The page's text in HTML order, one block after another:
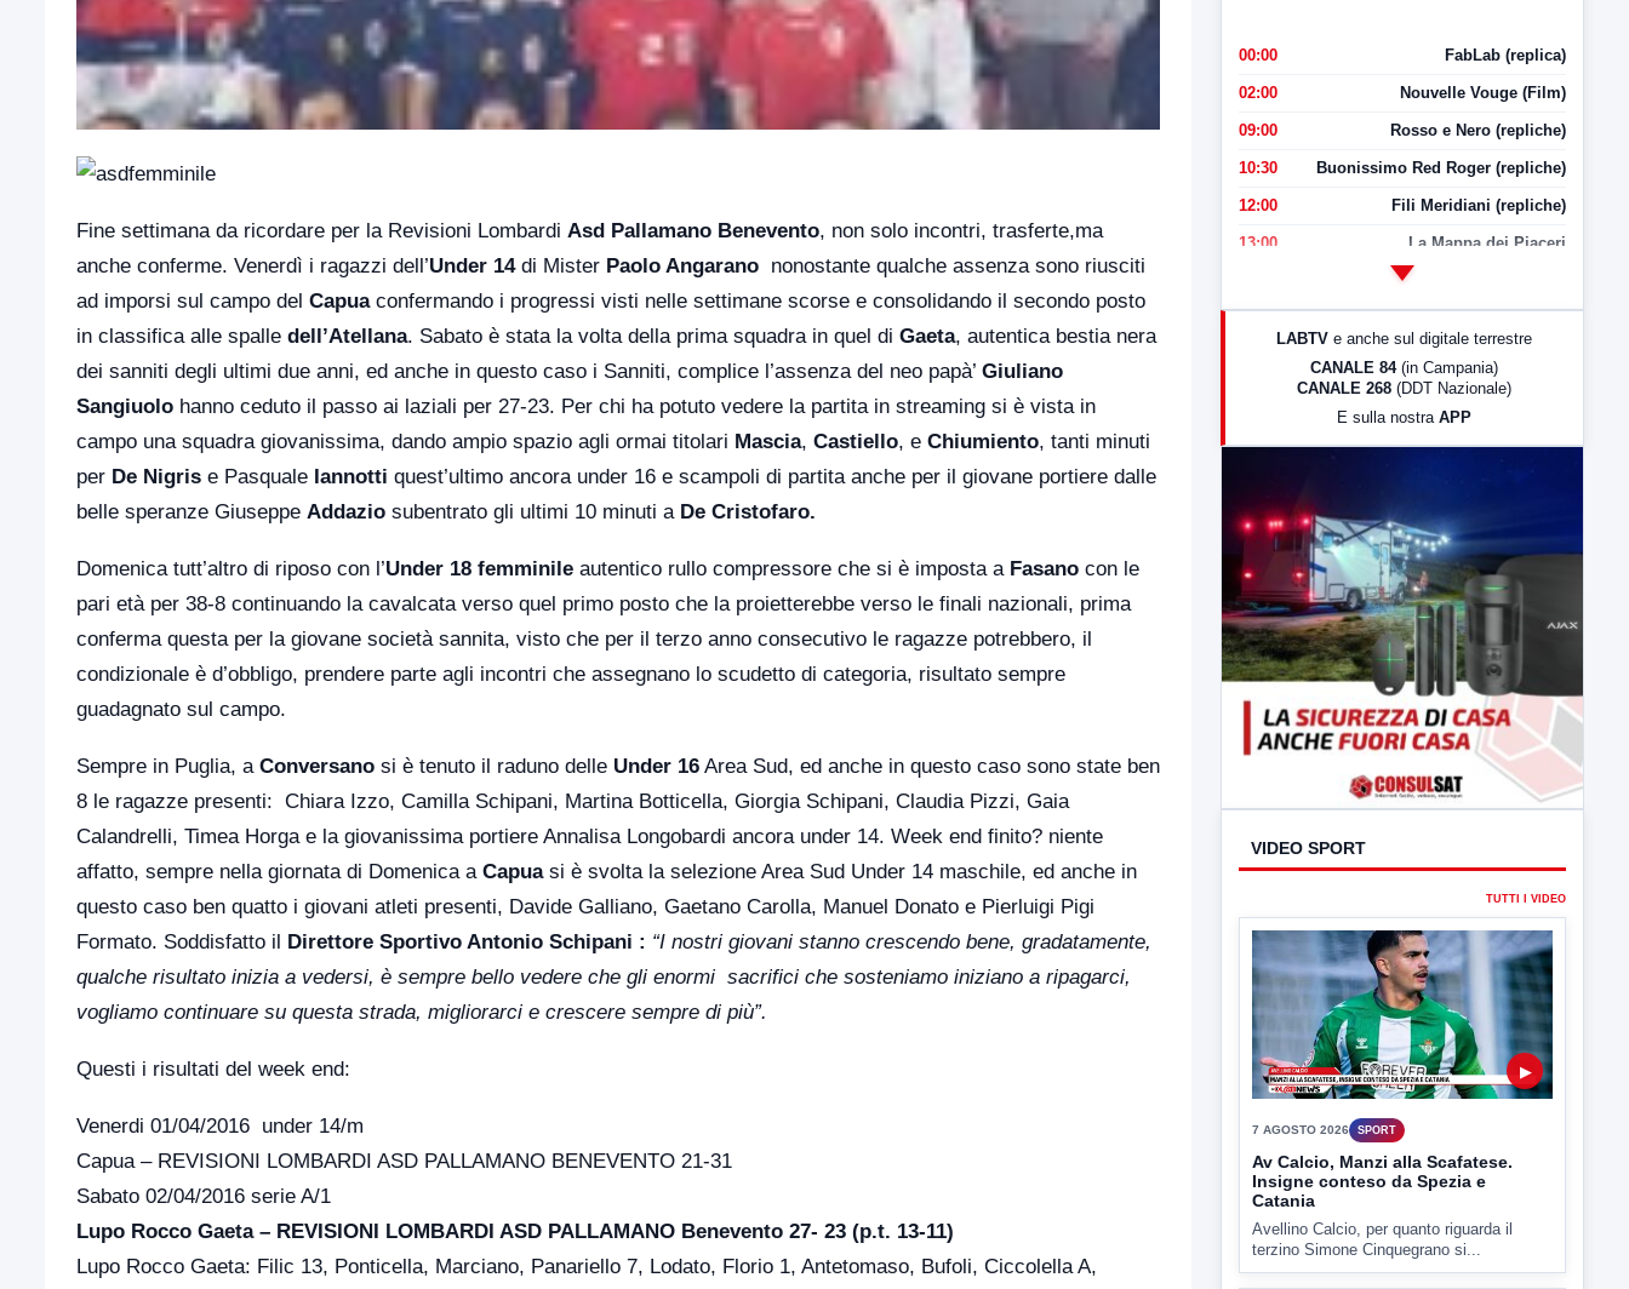
Fine settimana da ricordare per la Revisioni Lombardi Asd Pallamano Benevento, non solo incontri, trasferte,ma
anche conferme. Venerdì i ragazzi dell’Under 14di Mister Paolo Angarano nonostante qualche assenza sono riusciti
ad imporsi sul campo del Capuaconfermando i progressi visti nelle settimane scorse e consolidando il secondo posto
in classifica alle spalle dell’Atellana. Sabato è stata la volta della prima squadra in quel di Gaeta, autentica bestia nera
dei sanniti degli ultimi due anni, ed anche in questo caso i Sanniti, complice l’assenza del neo papà’ Giuliano
Sangiuolo hanno ceduto il passo ai laziali per 27-23. Per chi ha potuto vedere la partita in streaming si è vista in
campo una squadra giovanissima, dando ampio spazio agli ormai titolari Mascia, Castiello, e Chiumiento, tanti minuti
per De Nigris e Pasquale Iannotti quest’ultimo ancora under 16 e scampoli di partita anche per il giovane portiere dalle
belle speranze Giuseppe Addazio subentrato gli ultimi 10 minuti a De Cristofaro.
Domenica tutt’altro di riposo con l’Under 18 femminile autentico rullo compressore che si è imposta a Fasano con le
pari età per 38-8 continuando la cavalcata verso quel primo posto che la proietterebbe verso le finali nazionali, prima
conferma questa per la giovane società sannita, visto che per il terzo anno consecutivo le ragazze potrebbero, il
condizionale è d’obbligo, prendere parte agli incontri che assegnano lo scudetto di categoria, risultato sempre
guadagnato sul campo.
Sempre in Puglia, a Conversano si è tenuto il raduno delle Under 16 Area Sud, ed anche in questo caso sono state ben
8 le ragazze presenti: Chiara Izzo, Camilla Schipani, Martina Botticella, Giorgia Schipani, Claudia Pizzi, Gaia
Calandrelli, Timea Horga e la giovanissima portiere Annalisa Longobardi ancora under 14. Week end finito? niente
affatto, sempre nella giornata di Domenica a Capuasi è svolta la selezione Area Sud Under 14 maschile, ed anche in
questo caso ben quatto i giovani atleti presenti, Davide Galliano, Gaetano Carolla, Manuel Donato e Pierluigi Pigi
Formato. Soddisfatto il Direttore Sportivo Antonio Schipani : “I nostri giovani stanno crescendo bene, gradatamente,
qualche risultato inizia a vedersi, è sempre bello vedere che gli enormi sacrifici che sosteniamo iniziano a ripagarci,
vogliamo continuare su questa strada, migliorarci e crescere sempre di più”.
Questi i risultati del week end:
Venerdi 01/04/2016 under 14/m
Capua – REVISIONI LOMBARDI ASD PALLAMANO BENEVENTO 21-31
Sabato 02/04/2016 serie A/1
Lupo Rocco Gaeta – REVISIONI LOMBARDI ASD PALLAMANO Benevento 27- 23 (p.t. 13-11)
Lupo Rocco Gaeta: Filic 13, Ponticella, Marciano, Panariello 7, Lodato, Florio 1, Antetomaso, Bufoli, Ciccolella A,
00:00 FabLab (replica)
02:00 Nouvelle Vouge (Film)
09:00 Rosso e Nero (repliche)
10:30 Buonissimo Red Roger (repliche)
12:00 Fili Meridiani (repliche)
13:00 La Mappa dei Piaceri
LabNews (Diretta)
LABTV e anche sul digitale terrestre
CANALE 84 (in Campania)
CANALE 268 (DDT Nazionale)
E sulla nostra APP
VIDEO SPORT
TUTTI I VIDEO
▶
7 AGOSTO 2026 SPORT
Av Calcio, Manzi alla Scafatese.
Insigne conteso da Spezia e
Catania
Avellino Calcio, per quanto riguarda il
terzino Simone Cinquegrano si...